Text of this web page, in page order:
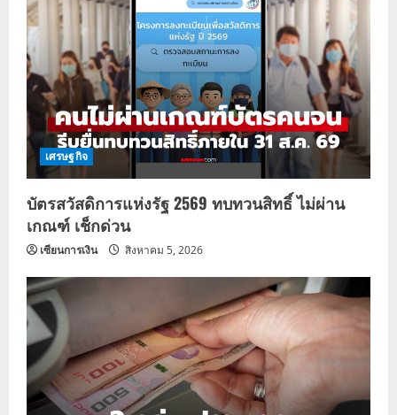
เศรษฐกิจ
บัตรสวัสดิการแห่งรัฐ 2569 ทบทวนสิทธิ์ ไม่ผ่าน
เกณฑ์ เช็กด่วน
เซียนการเงิน สิงหาคม 5, 2026